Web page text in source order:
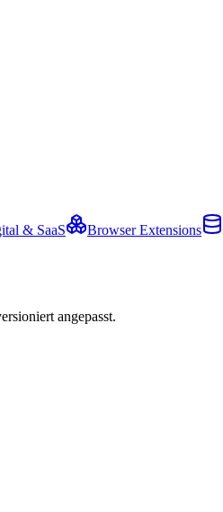
& SaaS Browser Extensions
angepasst.